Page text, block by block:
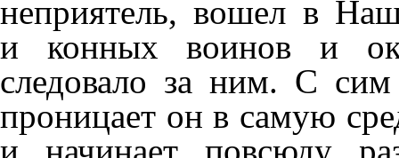
неприятель, вошел в
и конных воинов и
следовало за ним. С
проницает он в самую